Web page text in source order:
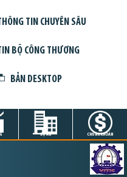
TIN CHUYÊN SÂU
BỘ CÔNG THƯƠNG
BẢN DESKTOP
DỰ ÁN CHỨNG KHOÁN